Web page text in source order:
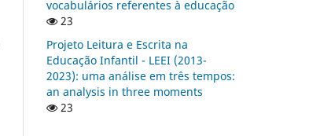
vocabulários referentes à educação
23
Projeto Leitura e Escrita na
Educação Infantil - LEEI (2013-
2023): uma análise em três tempos:
an analysis in three moments
23